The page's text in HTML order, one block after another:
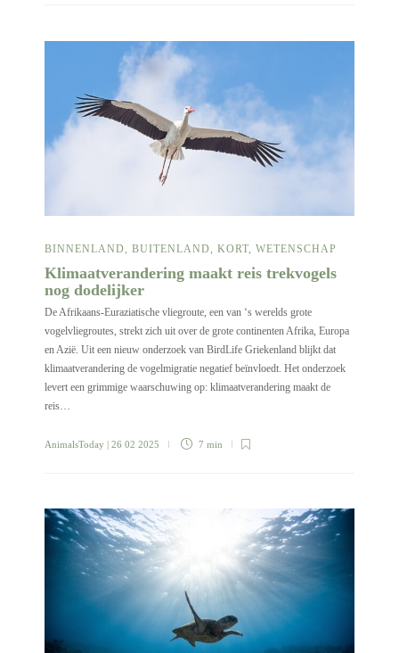
BINNENLAND BUITENLAND KORT WETENSCHAP
Klimaatverandering maakt reis trekvogels
nog dodelijker
De Afrikaans-Euraziatische vliegroute, een van ‘s werelds grote
vogelvliegroutes, strekt zich uit over de grote continenten Afrika, Europa
en Azië. Uit een nieuw onderzoek van BirdLife Griekenland blijkt dat
klimaatverandering de vogelmigratie negatief beïnvloedt. Het onderzoek
levert een grimmige waarschuwing op: klimaatverandering maakt de
reis…
AnimalsToday | 26 02 2025 7 min